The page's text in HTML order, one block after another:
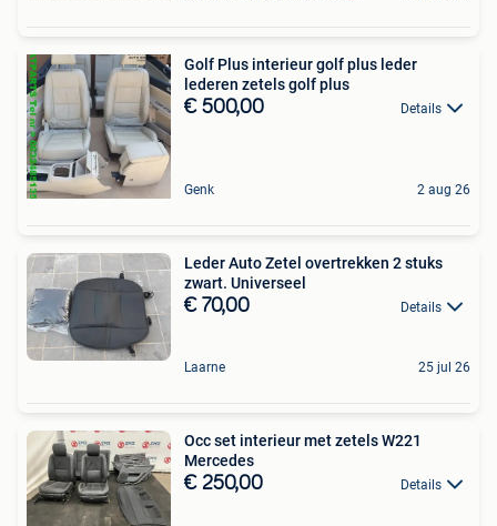
Golf Plus interieur golf plus leder
lederen zetels golf plus
€ 500,00 Details
Genk 2 aug 26
Leder Auto Zetel overtrekken 2 stuks
zwart. Universeel
€ 70,00 Details
Laarne 25 jul 26
Occ set interieur met zetels W221
Mercedes
€ 250,00 Details